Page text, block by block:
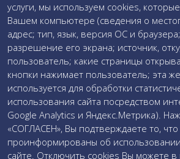
Загружаемые документы
Даю своесогласие на обработку
и соглашаюсь cполитикой
данных
услуги, мы используем cookies,
Вашем компьютере (сведения о
адрес; тип, язык, версия ОС и
разрешение его экрана; источник,
пользователь; какие страницы
кнопки нажимает пользователь; эта
используется для обработки
использования сайта посредством
Google Analytics и Яндекс.Метрика).
«СОГЛАСЕН», Вы подтверждаете то,
проинформированы об
сайте. Отключить cookies Вы можете в